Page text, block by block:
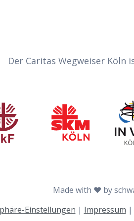
Der Caritas Wegweiser Köln
katholischer Frauen
Sozialdienst Invia
Made with ♥ by
Einstellungen | Impressum |